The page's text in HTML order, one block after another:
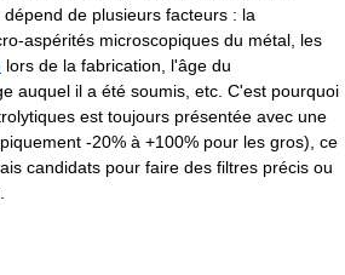
de plusieurs facteurs : la
aspérités microscopiques du métal, les
lors de la fabrication, l'âge du
auquel il a été soumis, etc. C'est pourquoi
est toujours présentée avec une
-20% à +100% pour les gros), ce
candidats pour faire des filtres précis ou